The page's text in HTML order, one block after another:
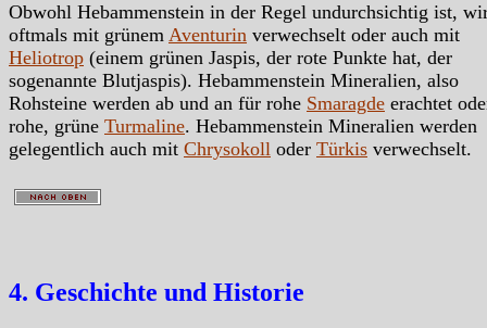
Obwohl Hebammenstein in der Regel undurchsichtig ist,
oftmals mit grünem Aventurin verwechselt oder auch mit
Heliotrop (einem grünen Jaspis, der rote Punkte hat, der
sogenannte Blutjaspis). Hebammenstein Mineralien, also
Rohsteine werden ab und an für rohe Smaragde erachtet
rohe, grüne Turmaline. Hebammenstein Mineralien werden
gelegentlich auch mit Chrysokoll oder Türkis verwechselt.
4. Geschichte und Historie